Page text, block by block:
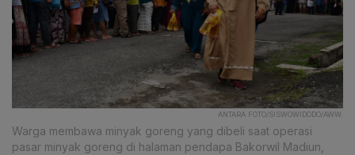
ANTARA FOTO/SISWOWIDODO/AWW.
Warga membawa minyak goreng yang dibeli saat operasi
pasar minyak goreng di halaman pendapa Bakorwil Madiun,